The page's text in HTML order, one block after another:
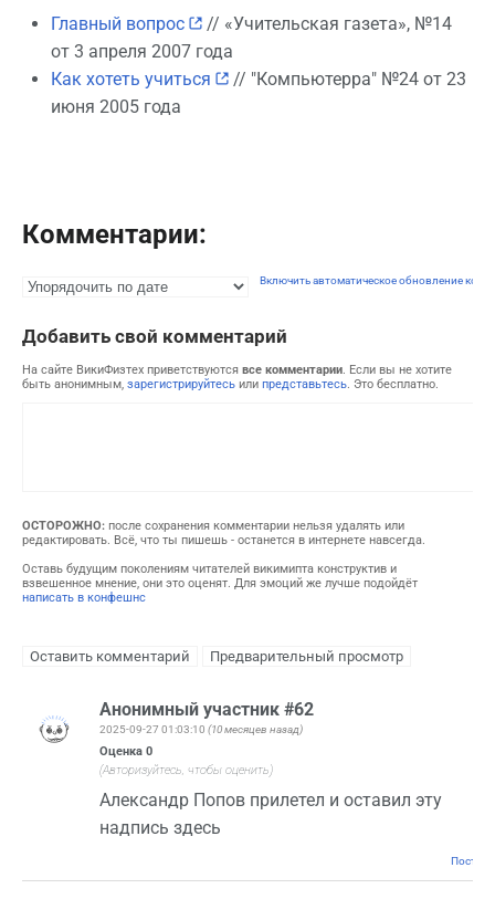
Главный вопрос
// «Учительская газета», №14
от 3 апреля 2007 года
Как хотеть учиться
// "Компьютерра" №24 от 23
июня 2005 года
Комментарии:
Включить автоматическое обновление
Добавить свой комментарий
На сайте ВикиФизтех приветствуются все комментарии . Если вы не хотите
быть анонимным, зарегистрируйтесь или представьтесь . Это бесплатно.
ОСТОРОЖНО: после сохранения комментарии нельзя удалять или
редактировать. Всё, что ты пишешь - останется в интернете навсегда.
Оставь будущим поколениям читателей викимипта конструктив и
взвешенное мнение, они это оценят. Для эмоций же лучше подойдёт
написать в конфешнс
Анонимный участник #62
2025-09-27 01:03:10 (10 месяцев назад)
Оценка 0
(Авторизуйтесь, чтобы оценить)
Александр Попов прилетел и оставил эту
надпись здесь